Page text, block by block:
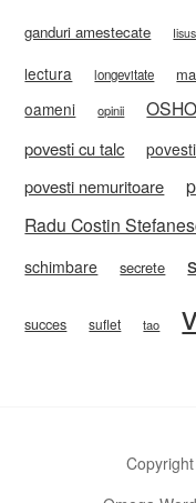
ganduri amestecate Iisus
lectura longevitate
oameni opinii OSHO
povesti cu talc
povesti nemuritoare
Radu Costin
schimbare secrete
succes suflet tao